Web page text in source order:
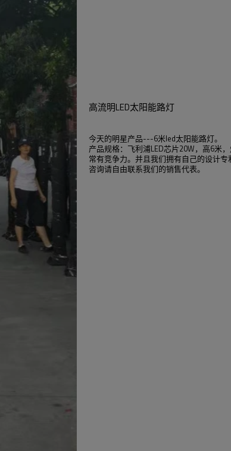
高流明LED太阳能路灯
今天的明星产品---6米led太阳能路灯。
产品规格：飞利浦LED芯片20W，高6米
常有竞争力。并且我们拥有自己的设计
咨询请自由联系我们的销售代表。